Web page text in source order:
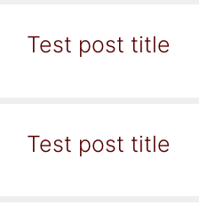
Test post title
Test post title